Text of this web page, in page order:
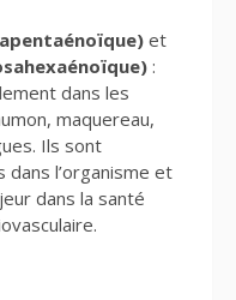
et
:
dans les
maquereau,
Ils sont
l’organisme et
dans la santé